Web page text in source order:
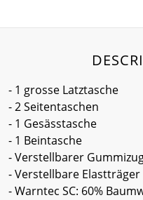
- 1 grosse Latztasche
- 2 Seitentaschen
- 1 Gesässtasche
- 1 Beintasche
- Verstellbarer
- Verstellbare Elastträger
- Warntec SC: 60%